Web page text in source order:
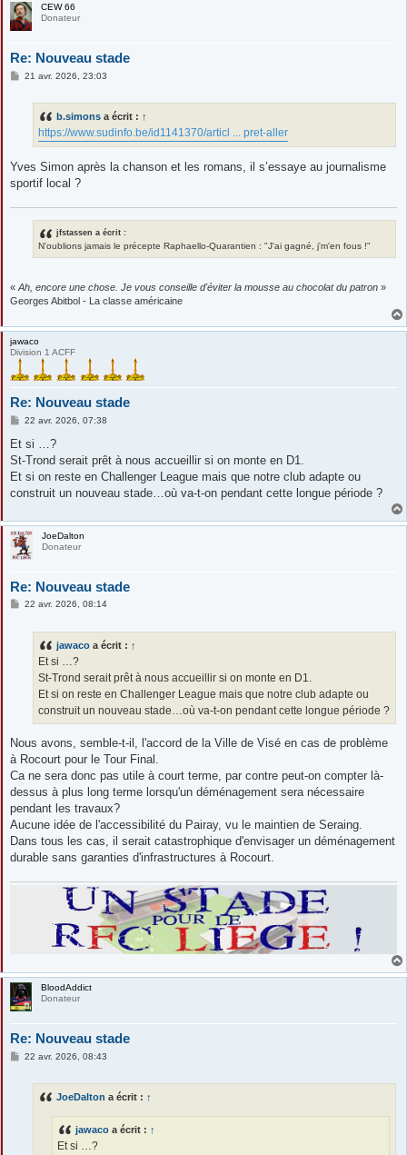
CEW 66
Donateur
Re: Nouveau stade
M21 avr. 2026, 23:03
b.simons a écrit : ↑
https://www.sudinfo.be/id1141370/articl ... pret-aller
Yves Simon après la chanson et les romans, il s’essaye au journalisme
sportif local ?
jfstassen a écrit :
N'oublions jamais le précepte Raphaello-Quarantien : "J'ai gagné, j'm'en fous !"
« Ah, encore une chose. Je vous conseille d'éviter la mousse au chocolat du patron »
Georges Abitbol - La classe américaine
jawaco
Division 1 ACFF
Re: Nouveau stade
M
s
a
g
22 avr. 2026, 07:38
Et si …?
St-Trond serait prêt à nous accueillir si on monte en D1.
Et si on reste en Challenger League mais que notre club adapte ou
construit un nouveau stade…où va-t-on pendant cette longue période ?
JoeDalton
Donateur
Re: Nouveau stade
M22 avr. 2026, 08:14
jawaco a écrit : ↑
Et si …?
St-Trond serait prêt à nous accueillir si on monte en D1.
Et si on reste en Challenger League mais que notre club adapte ou
construit un nouveau stade…où va-t-on pendant cette longue période ?
Nous avons, semble-t-il, l'accord de la Ville de Visé en cas de problème
à Rocourt pour le Tour Final.
Ca ne sera donc pas utile à court terme, par contre peut-on compter là-
dessus à plus long terme lorsqu'un déménagement sera nécessaire
pendant les travaux?
Aucune idée de l'accessibilité du Pairay, vu le maintien de Seraing.
Dans tous les cas, il serait catastrophique d'envisager un déménagement
durable sans garanties d'infrastructures à Rocourt.
BloodAddict
Donateur
Re: Nouveau stade
M22 avr. 2026, 08:43
JoeDalton a écrit : ↑
jawaco a écrit : ↑
Et si …?